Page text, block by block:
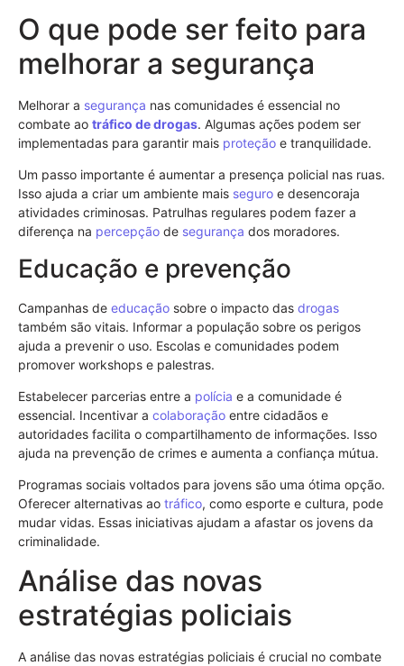
O que pode ser feito para
melhorar a segurança
Melhorar a segurança nas comunidades é essencial no
combate ao tráfico de drogas. Algumas ações podem ser
implementadas para garantir mais proteção e tranquilidade.
Um passo importante é aumentar a presença policial nas ruas.
Isso ajuda a criar um ambiente mais seguro e desencoraja
atividades criminosas. Patrulhas regulares podem fazer a
diferença na percepção de segurança dos moradores.
Educação e prevenção
Campanhas de educação sobre o impacto das drogas
também são vitais. Informar a população sobre os perigos
ajuda a prevenir o uso. Escolas e comunidades podem
promover workshops e palestras.
Estabelecer parcerias entre a polícia e a comunidade é
essencial. Incentivar a colaboração entre cidadãos e
autoridades facilita o compartilhamento de informações. Isso
ajuda na prevenção de crimes e aumenta a confiança mútua.
Programas sociais voltados para jovens são uma ótima opção.
Oferecer alternativas ao tráfico, como esporte e cultura, pode
mudar vidas. Essas iniciativas ajudam a afastar os jovens da
criminalidade.
Análise das novas
estratégias policiais
A análise das novas estratégias policiais é crucial no combate